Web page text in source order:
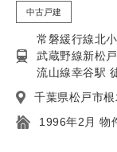
中古戸建
常磐緩行線北
武蔵野線新松
流山線幸谷駅
千葉県松戸市根
1996年2月 物